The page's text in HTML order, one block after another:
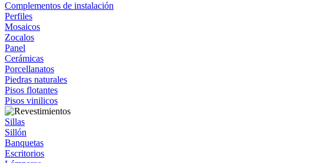
Complementos de instalación
Perfiles
Mosaicos
Zocalos
Panel
Cerámicas
Porcellanatos
Piedras naturales
Pisos flotantes
Pisos vinilicos
Sillas
Sillón
Banquetas
Escritorios